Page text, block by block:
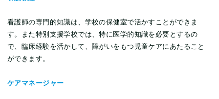
看護師の専門的知識は、学校の保健室で活かすことができま
す。また特別支援学校では、特に医学的知識を必要とするの
で、臨床経験を活かして、障がいをもつ児童ケアにあたること
ができます。
ケアマネージャー